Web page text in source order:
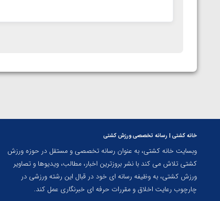
خانه کشتی | رسانه تخصصی ورزش کشتی
وبسایت خانه کشتی، به عنوان رسانه تخصصی و مستقل در حوزه ورزش
کشتی تلاش می کند با نشر بروزترین اخبار، مطالب، ویدیوها و تصاویر
ورزش کشتی، به وظیفه رسانه ای خود در قبال این رشته ورزشی در
چارچوب رعایت اخلاق و مقررات حرفه ای خبرنگاری عمل کند.